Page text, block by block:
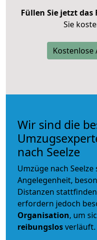
Füllen Sie jetzt
Sie
Kostenlose
Wir sind die
nach Seelze
Umzüge nach
Angelegenheit,
Distanzen
erfordern jedoch
Organisation, um
reibungslosverläuft.